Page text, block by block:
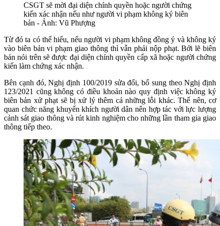
CSGT sẽ mời đại diện chính quyền hoặc người chứng
kiến xác nhận nếu như người vi phạm không ký biên
bản - Ảnh: Vũ Phượng
Từ đó ta có thể hiểu, nếu người vi phạm không đồng ý và không ký
vào biên bản vi phạm giao thông thì vẫn phải nộp phạt. Bởi lẽ biên
bản nói trên sẽ được đại diện chính quyền cấp xã hoặc người chứng
kiến làm chứng xác nhận.
Bên cạnh đó, Nghị định 100/2019 sửa đổi, bổ sung theo Nghị định
123/2021 cũng không có điều khoản nào quy định việc không ký
biên bản xử phạt sẽ bị xử lý thêm cả những lỗi khác. Thế nên, cơ
quan chức năng khuyến khích người dân nên hợp tác với lực lượng
cảnh sát giao thông và rút kinh nghiệm cho những lần tham gia giao
thông tiếp theo.